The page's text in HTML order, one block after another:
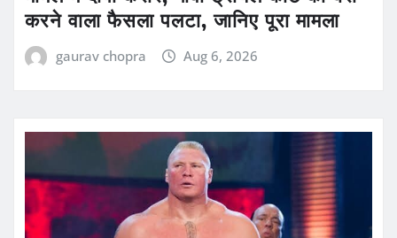
करने वाला फैसला पलटा, जानिए पूरा मामला
gaurav chopra Aug 6, 2026